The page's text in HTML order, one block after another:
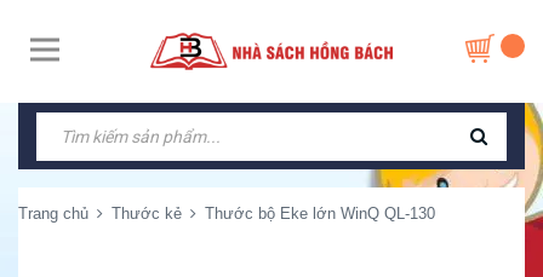
Trang chủ Thước kẻ Thước bộ Eke lớn WinQ QL-130